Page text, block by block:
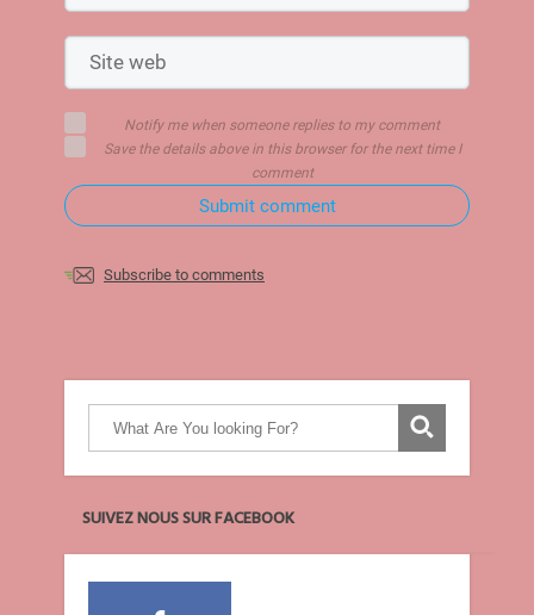
Notify me when someone replies to my comment
Save the details above in this browser for the next time I
comment
Submit comment
Subscribe to comments
SUIVEZ NOUS SUR FACEBOOK